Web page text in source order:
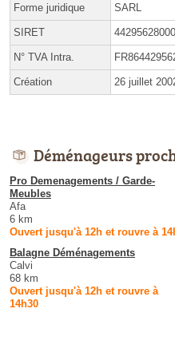
Forme juridique SARL
SIRET
N° TVA Intra.
Création 26 juillet
Déménageurs
Pro Demenagements / Garde-
Meubles
Afa
6 km
Ouvert jusqu'à 12h et rouvre à
Balagne Déménagements
Calvi
68 km
Ouvert jusqu'à 12h et rouvre à
14h30